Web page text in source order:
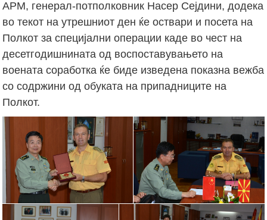
АРМ, генерал-потполковник Насер Сејдини, додека
во текот на утрешниот ден ќе оствари и посета на
Полкот за специјални операции каде во чест на
десетгодишнината од воспоставувањето на
воената соработка ќе биде изведена показна вежба
со содржини од обуката на припадниците на
Полкот.